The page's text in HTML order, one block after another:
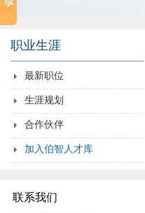
职业生涯
最新职位
生涯规划
合作伙伴
加入伯智人才库
联系我们